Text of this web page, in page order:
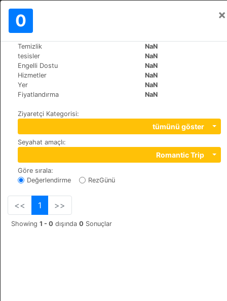
0 ×
Temizlik
NaN
tesisler
NaN
Engelli Dostu
NaN
Hizmetler
NaN
Yer
NaN
Fiyatlandırma
NaN
Ziyaretçi Kategorisi:
tümünü göster
Seyahat amaçlı:
Romantic Trip
Göre sırala:
Değerlendirme
RezGünü
<< 1 >>
Showing 1 - 0 dışında 0 Sonuçlar
Dünya>India
Hotel Mandakini Villas
+91 (0)9810068858
Purani Mandi, Taj Ganj,, 282001